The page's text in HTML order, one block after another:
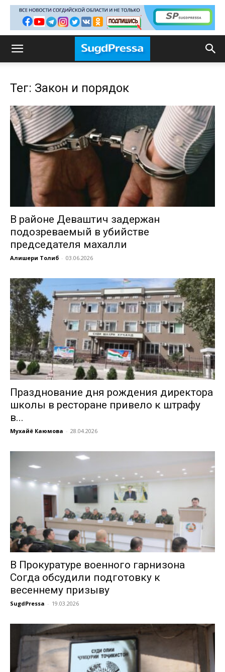
Тег: Закон и порядок
В районе Деваштич задержан
подозреваемый в убийстве
председателя махалли
Алишери Толиб - 03.06.2026
Празднование дня рождения директора
школы в ресторане привело к штрафу
в...
Мухайё Каюмова - 28.04.2026
В Прокуратуре военного гарнизона
Согда обсудили подготовку к
весеннему призыву
SugdPressa - 19.03.2026